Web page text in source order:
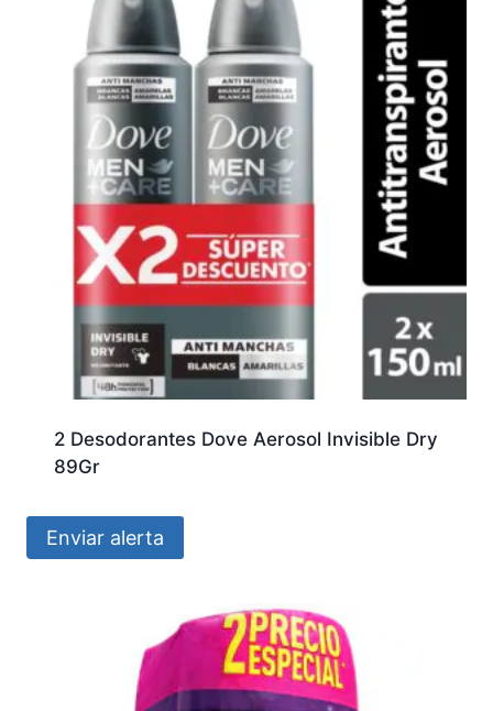
2 Desodorantes Dove Aerosol Invisible Dry
89Gr
Enviar alerta